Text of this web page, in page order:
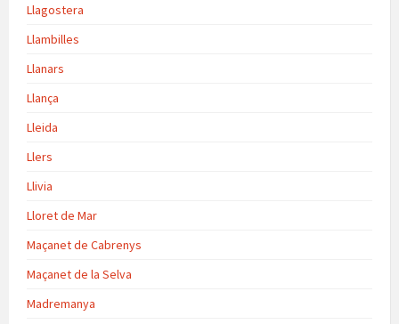
Llagostera
Llambilles
Llanars
Llança
Lleida
Llers
Llivia
Lloret de Mar
Maçanet de Cabrenys
Maçanet de la Selva
Madremanya